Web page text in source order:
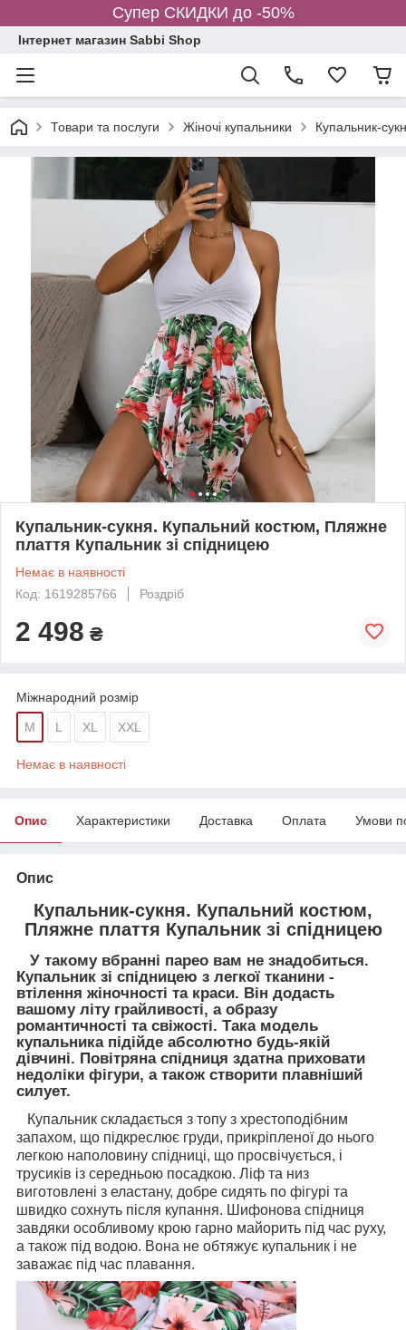
Супер СКИДКИ до -50%
Інтернет магазин Sabbi Shop
Товари та послуги Жіночі купальники Купальник-
Купальник-сукня. Купальний костюм, Пляжне
плаття Купальник зі спідницею
Немає в наявності
Код: 1619285766
Роздріб
2 498 ₴
Міжнародний розмір
M L XL XXL
Немає в наявності
Опис Характеристики Доставка Оплата Умови
Опис
Купальник-сукня. Купальний костюм,
Пляжне плаття Купальник зі спідницею
У такому вбранні парео вам не знадобиться.
Купальник зі спідницею з легкої тканини -
втілення жіночності та краси. Він додасть
вашому літу грайливості, а образу
романтичності та свіжості. Така модель
купальника підійде абсолютно будь-якій
дівчині. Повітряна спідниця здатна приховати
недоліки фігури, а також створити плавніший
силует.
Купальник складається з топу з хрестоподібним
запахом, що підкреслює груди, прикріпленої до нього
легкою наполовину спідниці, що просвічується, і
трусиків із середньою посадкою. Ліф та низ
виготовлені з еластану, добре сидять по фігурі та
швидко сохнуть після купання. Шифонова спідниця
завдяки особливому крою гарно майорить під час руху,
а також під водою. Вона не обтяжує купальник і не
заважає під час плавання.